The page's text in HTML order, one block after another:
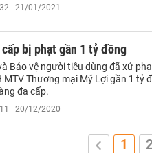
| 21/01/2021
bị phạt gần 1 tỷ đồng
Bảo vệ người tiêu dùng đã xử
MTV Thương mại Mỹ Lợi gần 1 tỷ
đa cấp.
| 20/12/2020
1 2